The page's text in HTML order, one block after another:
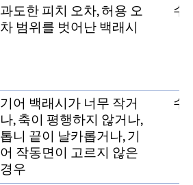
과도한 피치 오차, 허용 오
차 범위를 벗어난 백래시
수
기어 백래시가 너무 작거
나, 축이 평행하지 않거나,
톱니 끝이 날카롭거나, 기
어 작동면이 고르지 않은
경우
수